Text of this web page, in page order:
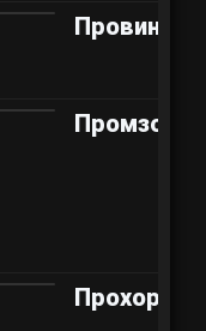
Провинция
Промзона